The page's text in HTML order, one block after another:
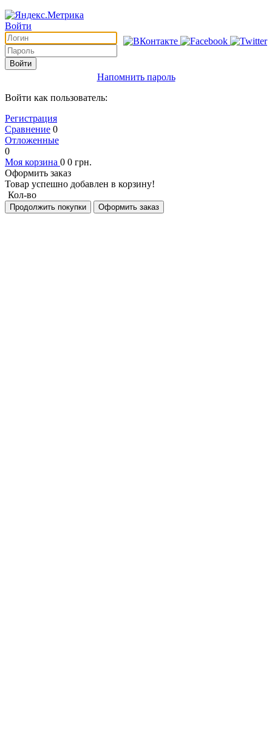
Войти
Войти
Напомнить пароль
Войти как пользователь:
Регистрация
Сравнение 0
Отложенные
0
Моя корзина 0 0 грн.
Оформить заказ
Товар успешно добавлен в корзину!
Кол-во
Продолжить покупки Оформить заказ